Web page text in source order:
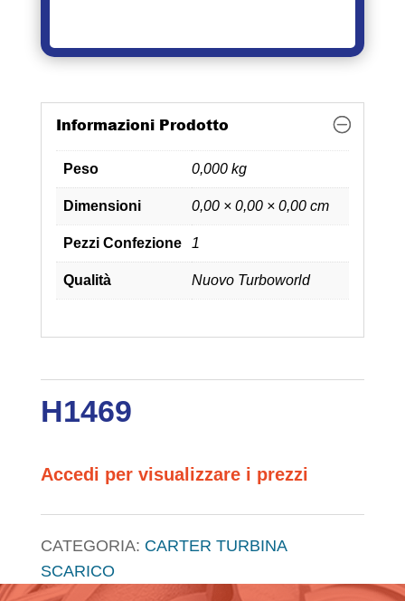
Informazioni Prodotto
Peso 0,000 kg
Dimensioni 0,00 × 0,00 × 0,00 cm
Pezzi Confezione 1
Qualità Nuovo Turboworld
H1469
Accedi per visualizzare i prezzi
CATEGORIA: CARTER TURBINA
SCARICO